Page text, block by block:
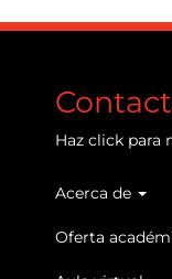
Haz click para
Main
Acerca de
Oferta